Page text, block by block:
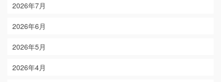
2026年7月
2026年6月
2026年5月
2026年4月